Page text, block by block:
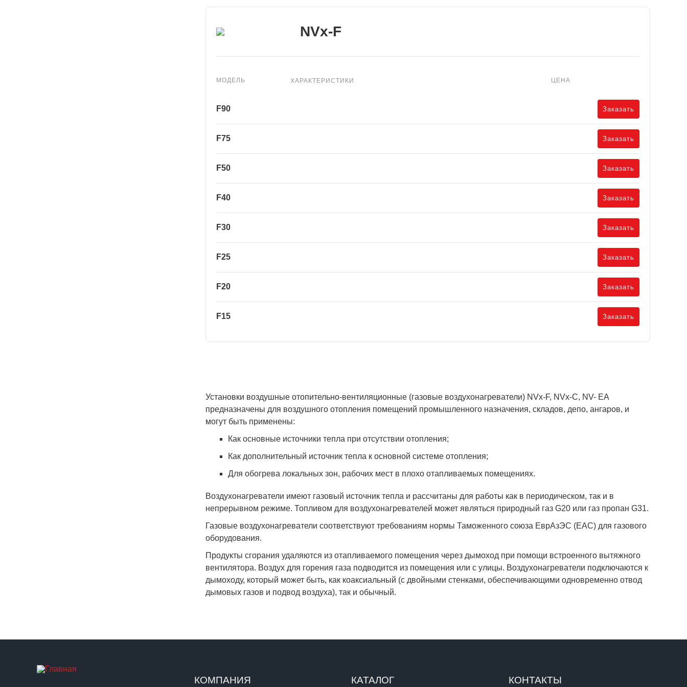
NVx-F
МОДЕЛЬ ХАРАКТЕРИСТИКИ ЦЕНА
F90 Заказать
F75 Заказать
F50 Заказать
F40 Заказать
F30 Заказать
F25 Заказать
F20 Заказать
F15 Заказать
Установки воздушные отопительно-вентиляционные (газовые воздухонагреватели) NVx-F, NVx-C, NV- EA
предназначены для воздушного отопления помещений промышленного назначения, складов, депо, ангаров, и
могут быть применены:
Как основные источники тепла при отсутствии отопления;
Как дополнительный источник тепла к основной системе отопления;
Для обогрева локальных зон, рабочих мест в плохо отапливаемых помещениях.
Воздухонагреватели имеют газовый источник тепла и рассчитаны для работы как в периодическом, так и в
непрерывном режиме. Топливом для воздухонагревателей может являться природный газ G20 или газ пропан G31.
Газовые воздухонагреватели соответствуют требованиям нормы Таможенного союза ЕврАзЭС (EAC) для газового
оборудования.
Продукты сгорания удаляются из отапливаемого помещения через дымоход при помощи встроенного вытяжного
вентилятора. Воздух для горения газа подводится из помещения или с улицы. Воздухонагреватели подключаются к
дымоходу, который может быть, как коаксиальный (с двойными стенками, обеспечивающими одновременно отвод
дымовых газов и подвод воздуха), так и обычный.
КОМПАНИЯ КАТАЛОГ КОНТАКТЫ